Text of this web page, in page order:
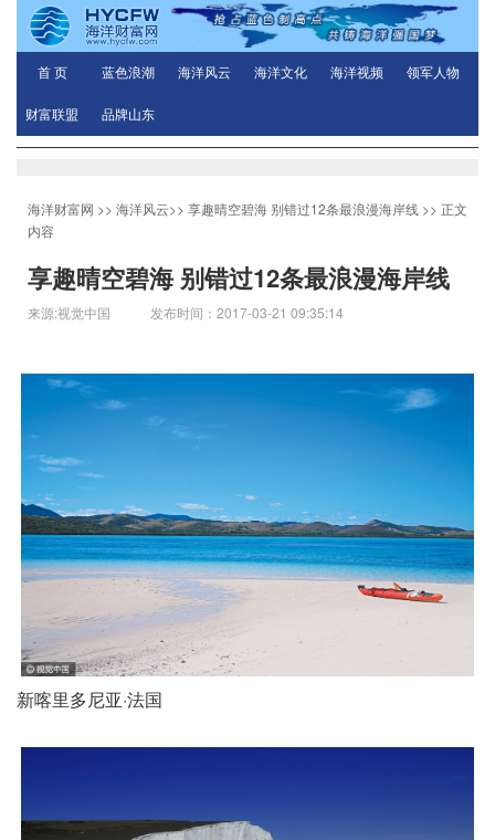
首 页 蓝色浪潮 海洋风云 海洋文化 海洋视频 领军人物
财富联盟 品牌山东
海洋财富网 >> 海洋风云>> 享趣晴空碧海 别错过12条最浪漫海岸线 >> 正文
内容
享趣晴空碧海 别错过12条最浪漫海岸线
来源:视觉中国 发布时间：2017-03-21 09:35:14
新喀里多尼亚·法国